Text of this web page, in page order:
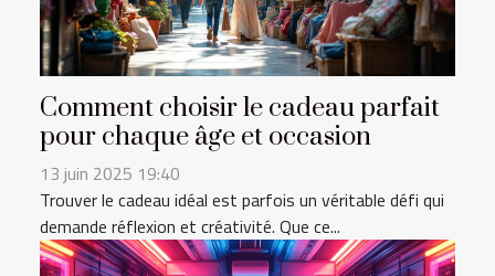
Comment choisir le cadeau parfait
pour chaque âge et occasion
13 juin 2025 19:40
Trouver le cadeau idéal est parfois un véritable défi qui
demande réflexion et créativité. Que ce...